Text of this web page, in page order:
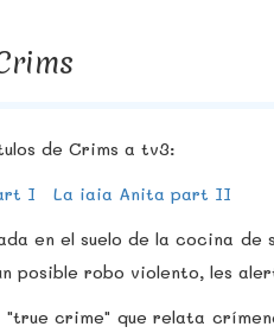
de Crims a tv3:
I
La iaia Anita part II
en el suelo de la cocina de
posible robo violento, les
crime" que relata